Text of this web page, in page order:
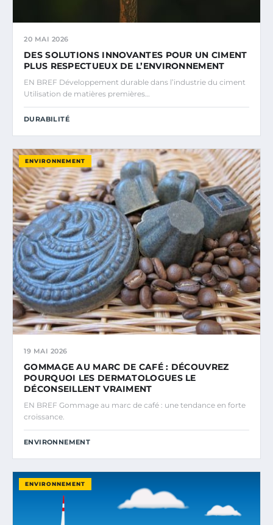
20 MAI 2026
DES SOLUTIONS INNOVANTES POUR UN CIMENT
PLUS RESPECTUEUX DE L’ENVIRONNEMENT
EN BREF Développement durable dans l’industrie du ciment
Utilisation de matières premières…
DURABILITÉ
ENVIRONNEMENT
19 MAI 2026
GOMMAGE AU MARC DE CAFÉ : DÉCOUVREZ
POURQUOI LES DERMATOLOGUES LE
DÉCONSEILLENT VRAIMENT
EN BREF Gommage au marc de café : une tendance en forte
croissance.
ENVIRONNEMENT
ENVIRONNEMENT